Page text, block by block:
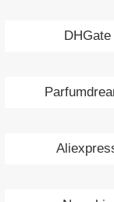
DHGate